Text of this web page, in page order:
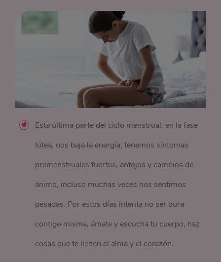
Esta última parte del ciclo menstrual, en la fase
lútea, nos baja la energía, tenemos síntomas
premenstruales fuertes, antojos y cambios de
ánimo, incluso muchas veces nos sentimos
pesadas. Por estos días intenta no ser dura
contigo misma, ámate y escucha tu cuerpo, haz
cosas que te llenen el alma y el corazón.